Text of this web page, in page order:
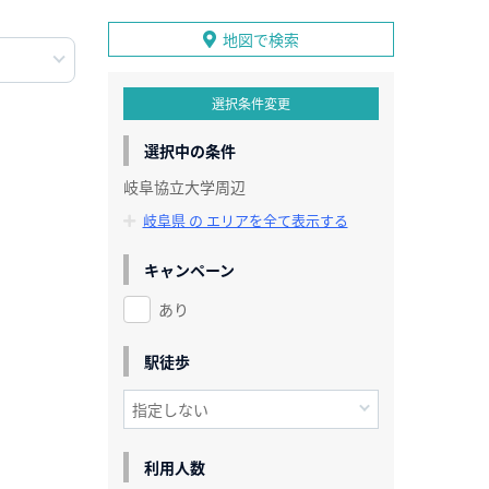
地図で検索
選択条件変更
選択中の条件
岐阜協立大学周辺
岐阜県 の エリアを全て表示する
キャンペーン
あり
駅徒歩
利用人数